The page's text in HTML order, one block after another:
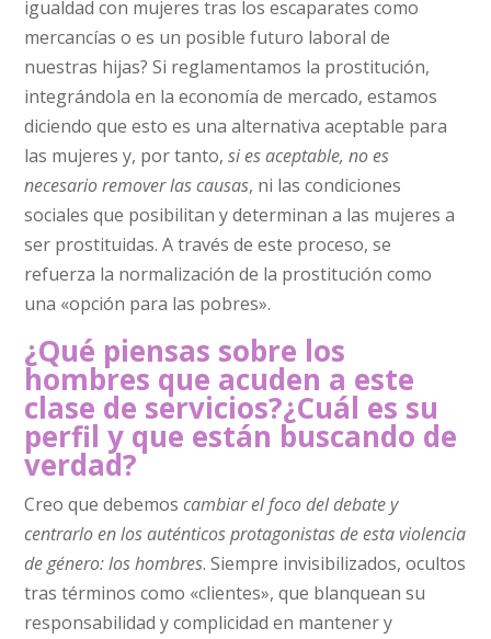
igualdad con mujeres tras los escaparates como
mercancías o es un posible futuro laboral de
nuestras hijas? Si reglamentamos la prostitución,
integrándola en la economía de mercado, estamos
diciendo que esto es una alternativa aceptable para
las mujeres y, por tanto,si es aceptable, no es
necesario remover las causas, ni las condiciones
sociales que posibilitan y determinan a las mujeres a
ser prostituidas. A través de este proceso, se
refuerza la normalización de la prostitución como
una «opción para las pobres».
¿Qué piensas sobre los
hombres que acuden a este
clase de servicios?¿Cuál es su
perfil y que están buscando de
verdad?
Creo que debemoscambiar el foco del debate y
centrarlo en los auténticos protagonistas de esta violencia
de género: los hombres. Siempre invisibilizados, ocultos
tras términos como «clientes», que blanquean su
responsabilidad y complicidad en mantener y